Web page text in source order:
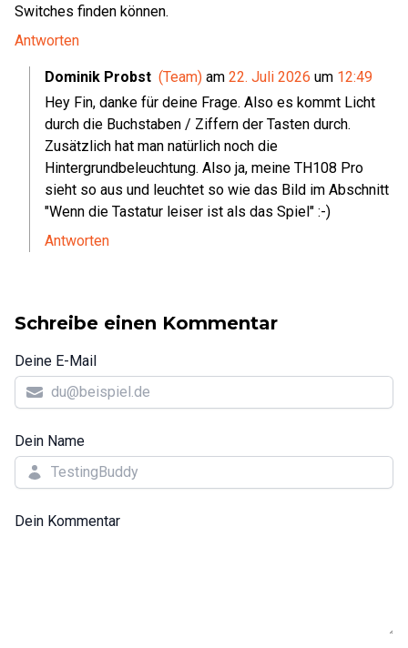
Switches finden können.
Antworten
Dominik Probst (Team) am 22. Juli 2026 um 12:49
Hey Fin, danke für deine Frage. Also es kommt Licht
durch die Buchstaben / Ziffern der Tasten durch.
Zusätzlich hat man natürlich noch die
Hintergrundbeleuchtung. Also ja, meine TH108 Pro
sieht so aus und leuchtet so wie das Bild im Abschnitt
"Wenn die Tastatur leiser ist als das Spiel" :-)
Antworten
Schreibe einen Kommentar
Deine E-Mail
Dein Name
Dein Kommentar